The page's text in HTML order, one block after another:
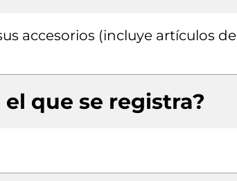
accesorios (incluye artículos de
que se registra?